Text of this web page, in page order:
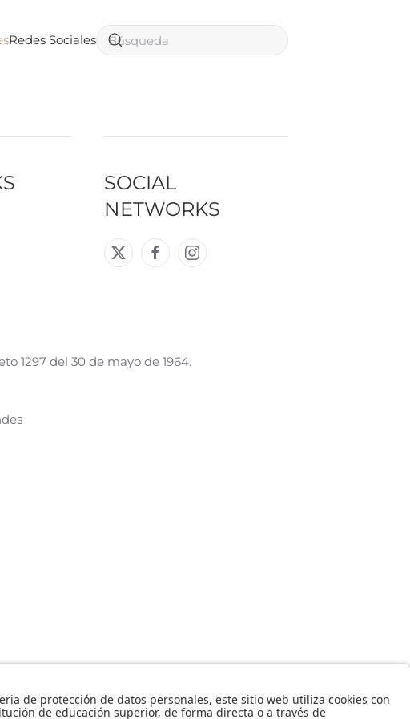
Redes Sociales
SOCIAL
NETWORKS
1297 del 30 de mayo de 1964.